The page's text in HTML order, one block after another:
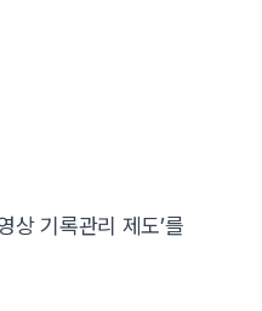
상 기록관리 제도’를